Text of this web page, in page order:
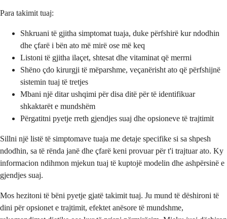
Para takimit tuaj:
Shkruani të gjitha simptomat tuaja, duke përfshirë kur ndodhin
dhe çfarë i bën ato më mirë ose më keq
Listoni të gjitha ilaçet, shtesat dhe vitaminat që merrni
Shëno çdo kirurgji të mëparshme, veçanërisht ato që përfshijnë
sistemin tuaj të tretjes
Mbani një ditar ushqimi për disa ditë për të identifikuar
shkaktarët e mundshëm
Përgatitni pyetje rreth gjendjes suaj dhe opsioneve të trajtimit
Sillni një listë të simptomave tuaja me detaje specifike si sa shpesh
ndodhin, sa të rënda janë dhe çfarë keni provuar për t'i trajtuar ato. Ky
informacion ndihmon mjekun tuaj të kuptojë modelin dhe ashpërsinë e
gjendjes suaj.
Mos hezitoni të bëni pyetje gjatë takimit tuaj. Ju mund të dëshironi të
dini për opsionet e trajtimit, efektet anësore të mundshme,